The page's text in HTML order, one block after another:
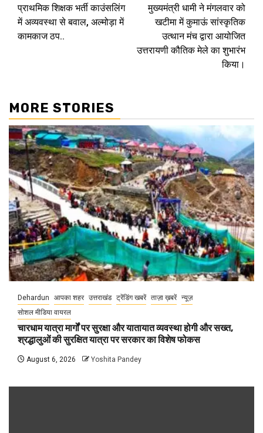
Reading
प्राथमिक शिक्षक भर्ती काउंसलिंग
में अव्यवस्था से बवाल, अल्मोड़ा में
कामकाज ठप..
मुख्यमंत्री धामी ने मंगलवार को
खटीमा में कुमाऊं सांस्कृतिक
उत्थान मंच द्वारा आयोजित
उत्तरायणी कौतिक मेले का शुभारंभ
किया।
MORE STORIES
Dehardun आपका शहर उत्तराखंड ट्रेंडिंग खबरें ताज़ा ख़बरें न्यूज़
सोशल मीडिया वायरल
चारधाम यात्रा मार्गों पर सुरक्षा और यातायात व्यवस्था होगी और सख्त,
श्रद्धालुओं की सुरक्षित यात्रा पर सरकार का विशेष फोकस
August 6, 2026 Yoshita Pandey